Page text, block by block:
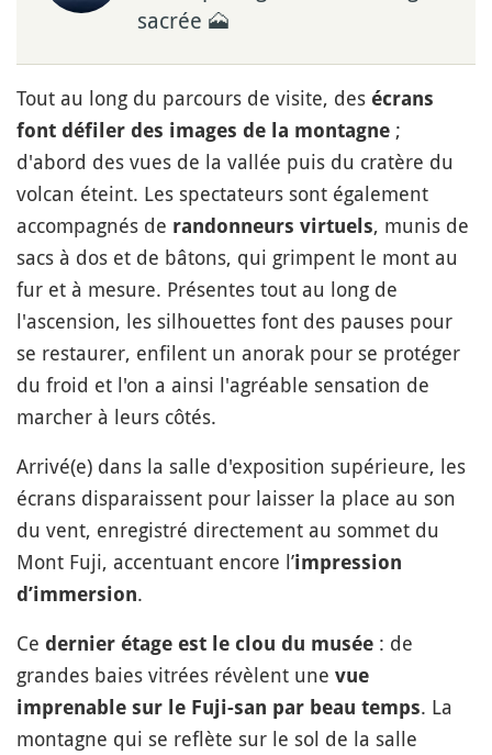
sacrée 🗻
Tout au long du parcours de visite, des écrans
font défiler des images de la montagne ;
d'abord des vues de la vallée puis du cratère du
volcan éteint. Les spectateurs sont également
accompagnés de randonneurs virtuels, munis de
sacs à dos et de bâtons, qui grimpent le mont au
fur et à mesure. Présentes tout au long de
l'ascension, les silhouettes font des pauses pour
se restaurer, enfilent un anorak pour se protéger
du froid et l'on a ainsi l'agréable sensation de
marcher à leurs côtés.
Arrivé(e) dans la salle d'exposition supérieure, les
écrans disparaissent pour laisser la place au son
du vent, enregistré directement au sommet du
Mont Fuji, accentuant encore l’impression
d’immersion.
Ce dernier étage est le clou du musée : de
grandes baies vitrées révèlent une vue
imprenable sur le Fuji-san par beau temps. La
montagne qui se reflète sur le sol de la salle